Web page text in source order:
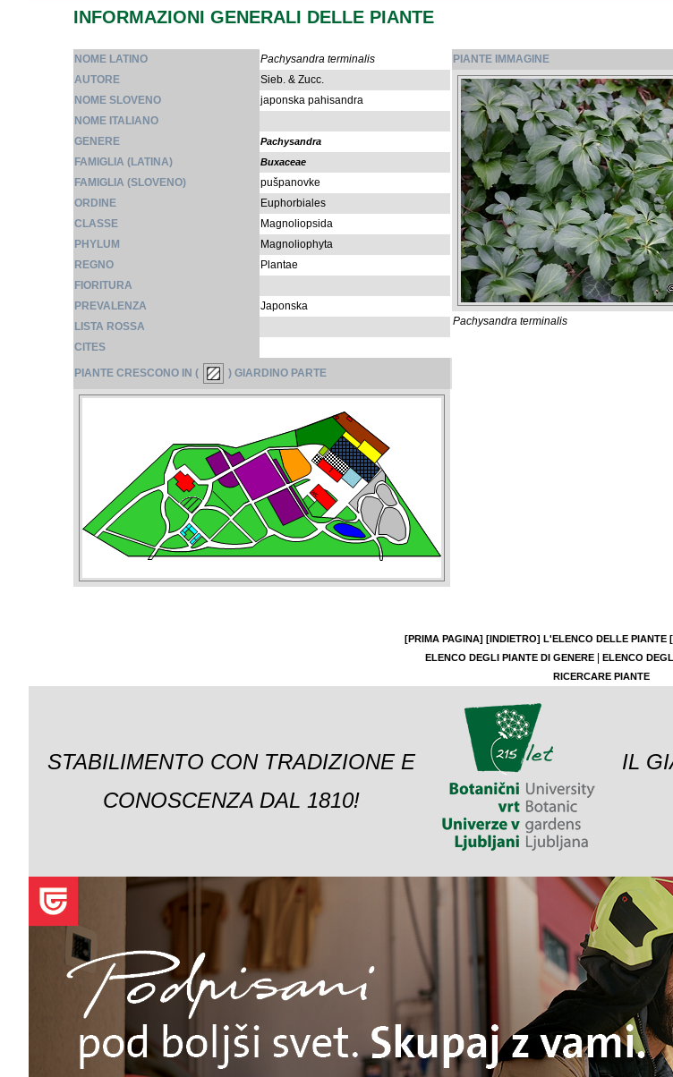
INFORMAZIONI GENERALI DELLE PIANTE
NOME LATINO
Pachysandra terminalis
AUTORE
Sieb. & Zucc.
NOME SLOVENO
japonska pahisandra
NOME ITALIANO
GENERE
Pachysandra
FAMIGLIA (LATINA) Buxaceae
FAMIGLIA (SLOVENO)
pušpanovke
ORDINE
Euphorbiales
CLASSE
Magnoliopsida
PHYLUM
Magnoliophyta
REGNO
Plantae
FIORITURA
PREVALENZA
Japonska
LISTA ROSSA
CITES
PIANTE CRESCONO IN ( ) GIARDINO PARTE
PIANTE IMMAGINE
Pachysandra terminalis
[PRIMA PAGINA] [INDIETRO] L'ELENCO DELLE PIANTE
ELENCO DEGLI PIANTE DI GENERE
ELENCO
RICERCARE PIANTE
STABILIMENTO CON TRADIZIONE E
CONOSCENZA DAL 1810!
IL